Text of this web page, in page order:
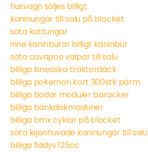
husvagn säljes billigt
kaninungar till salu på blocket
söta kattungar
inne kaninburar billigt kaninbur
söta cavapoo valpar till salu
billiga kinesiska traktordäck
billiga pokemon kort 300stk pärm
billiga bodar moduler baracker
billiga bänkdiskmaskiner
billiga bmx cyklar på blocket
söta lejonhuvade kaninungar till salu
billiga fiddys 125cc